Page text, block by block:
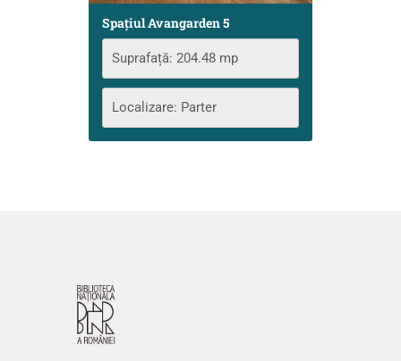
Spațiul Avangarden 5
Suprafață: 204.48 mp
Localizare: Parter